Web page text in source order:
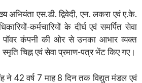
अभियंता एस.डी. द्विवेदी, एन. लकरा एवं ए.के.
कर्मचारियों के दीर्घ एवं समर्पित सेवा
पॉवर कंपनी की ओर से उनका आभार व्यक्त
चिह्न एवं सेवा प्रमाण-पत्र भेंट किए गए।
ने 42 वर्ष 7 माह 8 दिन तक विद्युत मंडल एवं